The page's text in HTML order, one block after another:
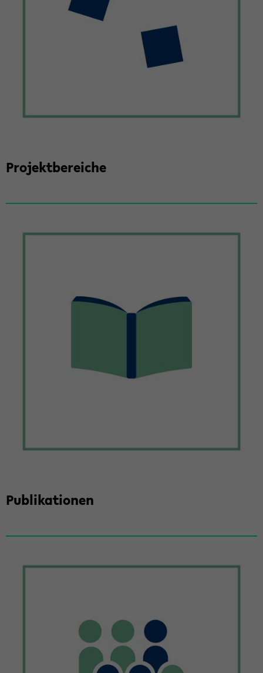
Pro­jekt­be­rei­che
Pu­bli­ka­tio­nen